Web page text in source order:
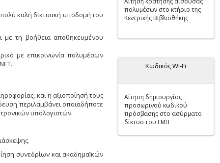
καλή δικτυακή υποδομή του
με τη βοήθεια αποθηκευμένου
με επικοινωνία πολυμέσων
και η αξιοποίησή τους
περιλαμβάνει οποιαδήποτε
υπολογιστών.
συνεδρίων και ακαδημαïκών
πολυμέσων στο κτήριο της
Κεντρικής Βιβλιοθήκης
Κωδικός Wi-Fi
Αίτηση δημιουργίας
προσωρινού κωδικού
πρόσβασης στο ασύρματο
δίκτυο του ΕΜΠ